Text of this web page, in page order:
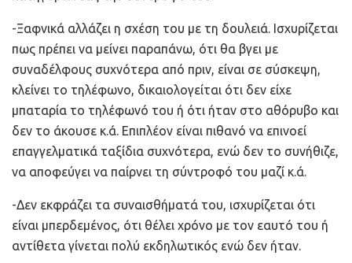
-Ξαφνικά αλλάζει η σχέση του με τη δουλειά. Ισχυρίζεται
πως πρέπει να μείνει παραπάνω, ότι θα βγει με
συναδέλφους συχνότερα από πριν, είναι σε σύσκεψη,
κλείνει το τηλέφωνο, δικαιολογείται ότι δεν είχε
μπαταρία το τηλέφωνό του ή ότι ήταν στο αθόρυβο και
δεν το άκουσε κ.ά. Επιπλέον είναι πιθανό να επινοεί
επαγγελματικά ταξίδια συχνότερα, ενώ δεν το συνήθιζε,
να αποφεύγει να παίρνει τη σύντροφό του μαζί κ.ά.
-Δεν εκφράζει τα συναισθήματά του, ισχυρίζεται ότι
είναι μπερδεμένος, ότι θέλει χρόνο με τον εαυτό του ή
αντίθετα γίνεται πολύ εκδηλωτικός ενώ δεν ήταν.